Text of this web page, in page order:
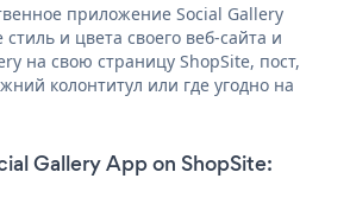
приложение Social Gallery
и цвета своего веб-сайта и
на свою страницу ShopSite, пост,
колонтитул или где угодно на
Gallery App on ShopSite: